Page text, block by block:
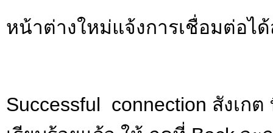
หน้าต่างใหม่แจ้งการเชื่อมต่อได้
Successful connection สังเก